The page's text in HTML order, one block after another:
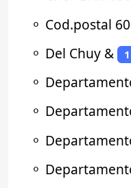
⚬ Cod.postal
⚬ Del Chuy & 1
⚬
⚬
⚬
⚬